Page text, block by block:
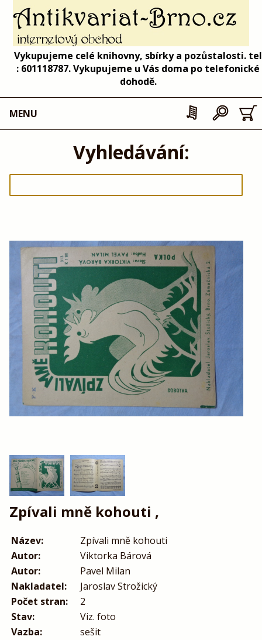
Vykupujeme celé knihovny, sbírky a pozůstalosti. tel
: 601118787. Vykupujeme u Vás doma po telefonické
dohodě.
MENU
Vyhledávání:
Zpívali mně kohouti ,
Název:
Zpívali mně kohouti
Autor:
Viktorka Bárová
Autor:
Pavel Milan
Nakladatel:
Jaroslav Strožický
Počet stran:
2
Stav:
Viz. foto
Vazba:
sešit